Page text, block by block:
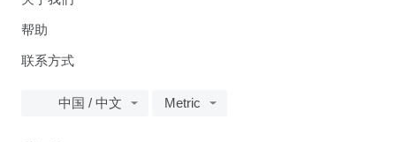
帮助
联系方式
中国 / 中文 Metric